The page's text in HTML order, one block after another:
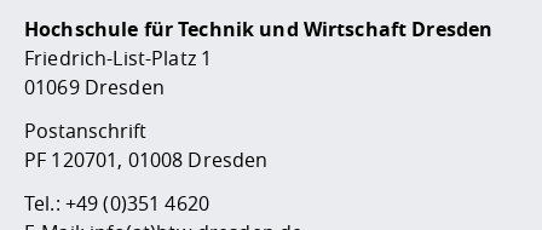
Hochschule für Technik und Wirtschaft Dresden
Friedrich-List-Platz 1
01069 Dresden
Postanschrift
PF 120701, 01008 Dresden
Tel.: +49 (0)351 4620